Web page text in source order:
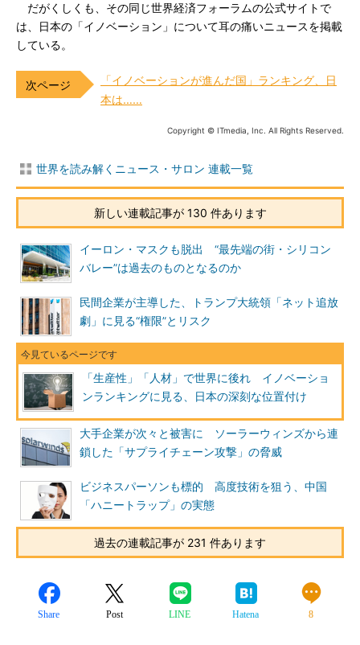
だがくしくも、その同じ世界経済フォーラムの公式サイトで
は、日本の「イノベーション」について耳の痛いニュースを掲載
している。
「イノベーションが進んだ国」ランキング、日
本は……
Copyright © ITmedia, Inc. All Rights Reserved.
世界を読み解くニュース・サロン 連載一覧
新しい連載記事が 130 件あります
イーロン・マスクも脱出 “最先端の街・シリコン
バレー”は過去のものとなるのか
民間企業が主導した、トランプ大統領「ネット追放
劇」に見る“権限”とリスク
「生産性」「人材」で世界に後れ イノベーショ
ンランキングに見る、日本の深刻な位置付け
大手企業が次々と被害に ソーラーウィンズから連
鎖した「サプライチェーン攻撃」の脅威
ビジネスパーソンも標的 高度技術を狙う、中国
「ハニートラップ」の実態
過去の連載記事が 231 件あります
Share Post LINE Hatena 8